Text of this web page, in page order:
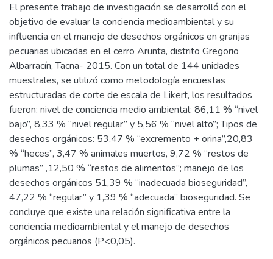
El presente trabajo de investigación se desarrolló con el
objetivo de evaluar la conciencia medioambiental y su
influencia en el manejo de desechos orgánicos en granjas
pecuarias ubicadas en el cerro Arunta, distrito Gregorio
Albarracín, Tacna- 2015. Con un total de 144 unidades
muestrales, se utilizó como metodología encuestas
estructuradas de corte de escala de Likert, los resultados
fueron: nivel de conciencia medio ambiental: 86,11 % “nivel
bajo”, 8,33 % “nivel regular” y 5,56 % “nivel alto”; Tipos de
desechos orgánicos: 53,47 % “excremento + orina”,20,83
% “heces”, 3,47 % animales muertos, 9,72 % “restos de
plumas” ,12,50 % “restos de alimentos”; manejo de los
desechos orgánicos 51,39 % “inadecuada bioseguridad”,
47,22 % “regular” y 1,39 % “adecuada” bioseguridad. Se
concluye que existe una relación significativa entre la
conciencia medioambiental y el manejo de desechos
orgánicos pecuarios (P<0,05).